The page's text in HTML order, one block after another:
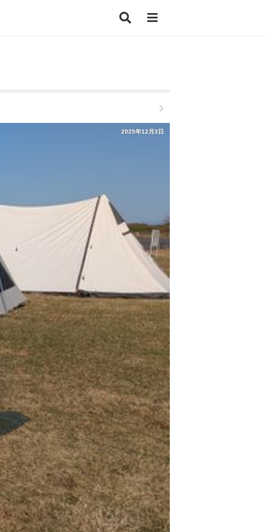
2025年12月3日